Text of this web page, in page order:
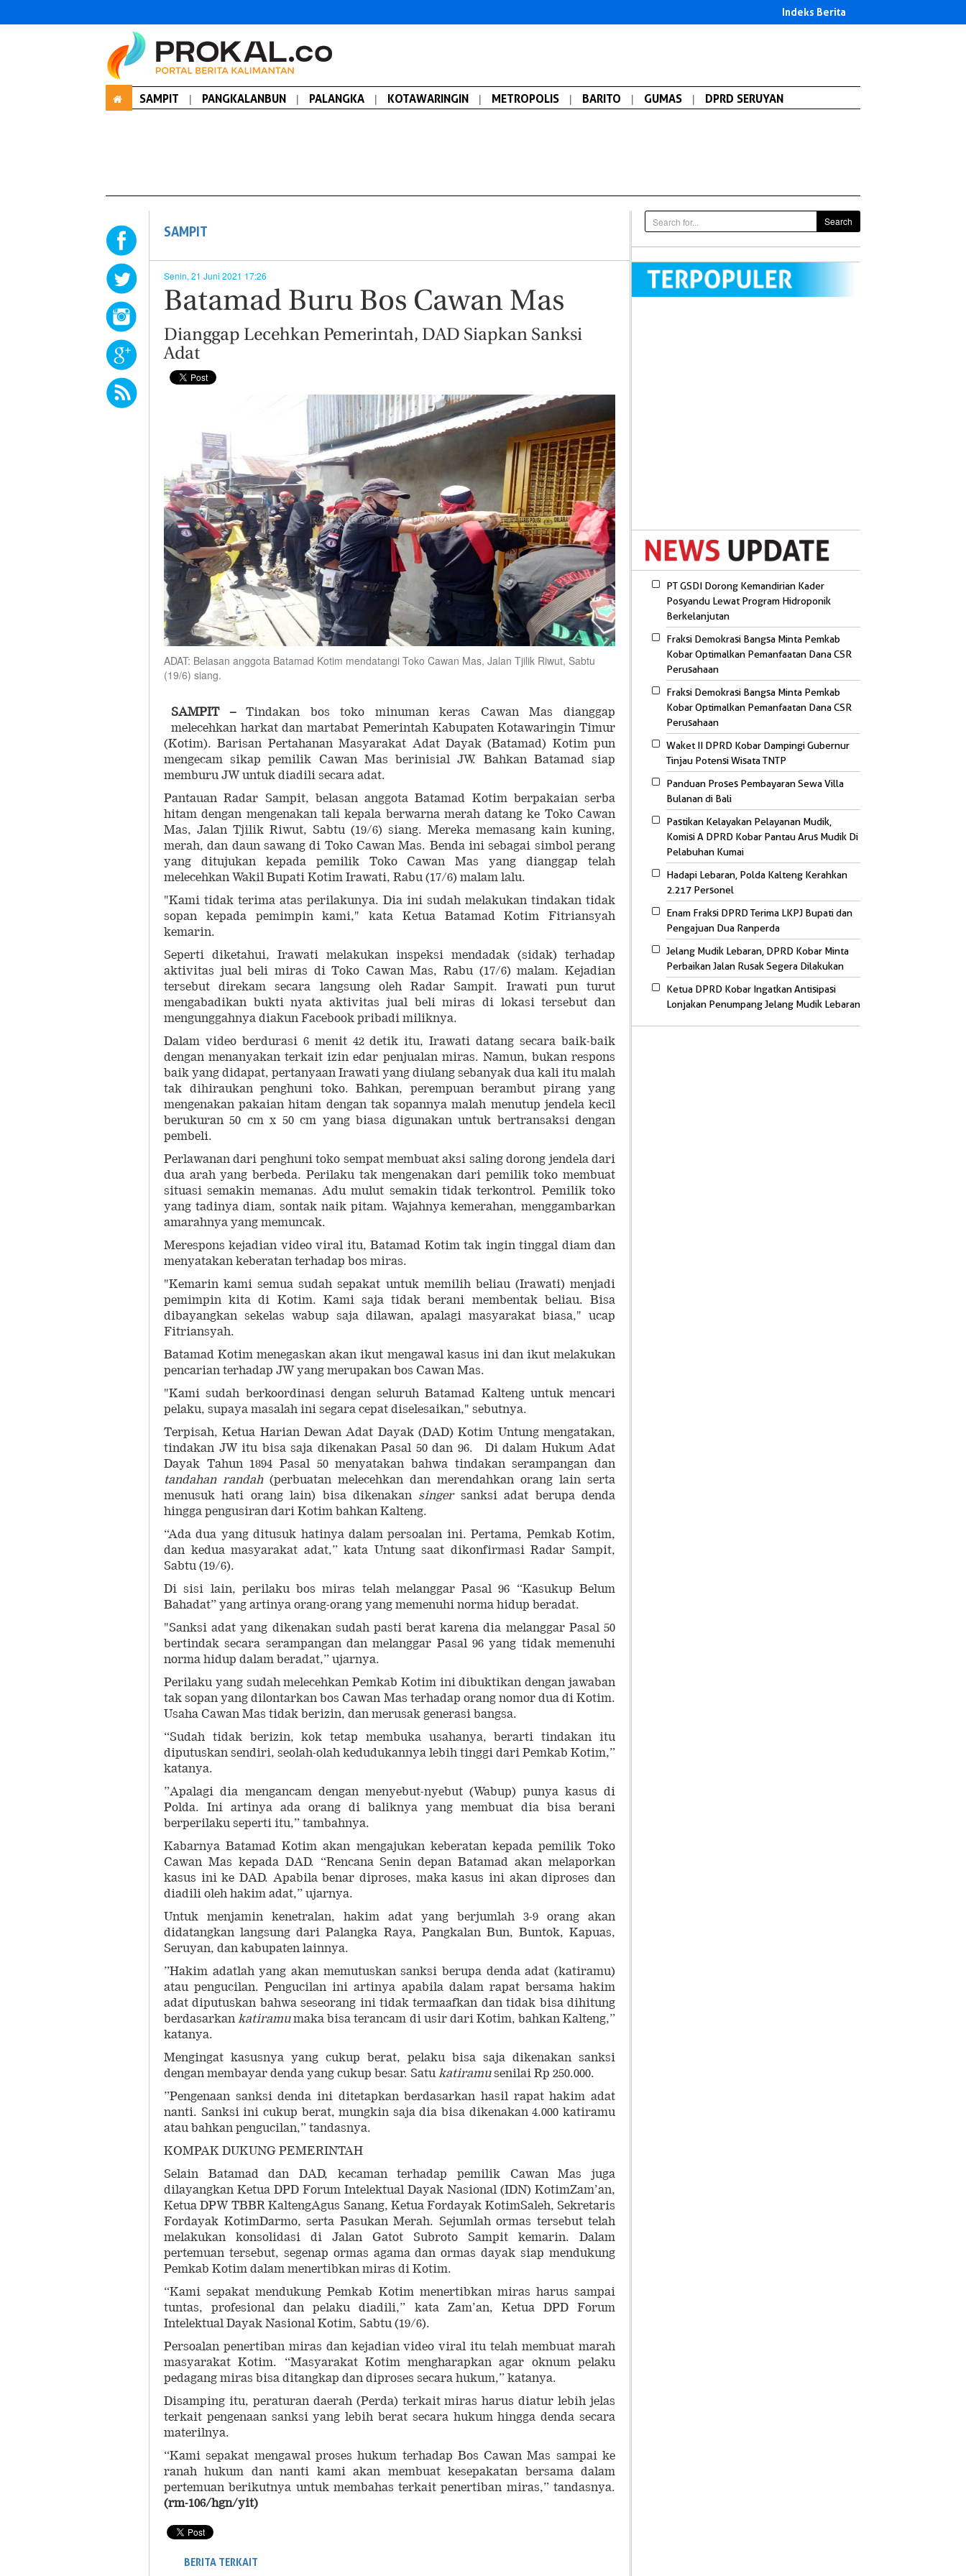
Indeks Berita
SAMPIT | PANGKALANBUN | PALANGKA | KOTAWARINGIN | METROPOLIS | BARITO | GUMAS | DPRD SERUYAN
SAMPIT
Senin, 21 Juni 2021 17:26
Batamad Buru Bos Cawan Mas
Dianggap Lecehkan Pemerintah, DAD Siapkan Sanksi
Adat
ADAT: Belasan anggota Batamad Kotim mendatangi Toko Cawan Mas, Jalan Tjilik Riwut, Sabtu
(19/6) siang.
SAMPIT –Tindakan bos toko minuman keras Cawan Mas dianggap
melecehkan harkat dan martabat Pemerintah Kabupaten Kotawaringin Timur
(Kotim). Barisan Pertahanan Masyarakat Adat Dayak (Batamad) Kotim pun
mengecam sikap pemilik Cawan Mas berinisial JW. Bahkan Batamad siap
memburu JW untuk diadili secara adat.
Pantauan Radar Sampit, belasan anggota Batamad Kotim berpakaian serba
hitam dengan mengenakan tali kepala berwarna merah datang ke Toko Cawan
Mas, Jalan Tjilik Riwut, Sabtu (19/6) siang. Mereka memasang kain kuning,
merah, dan daun sawang di Toko Cawan Mas. Benda ini sebagai simbol perang
yang ditujukan kepada pemilik Toko Cawan Mas yang dianggap telah
melecehkan Wakil Bupati Kotim Irawati, Rabu (17/6) malam lalu.
"Kami tidak terima atas perilakunya. Dia ini sudah melakukan tindakan tidak
sopan kepada pemimpin kami," kata Ketua Batamad Kotim Fitriansyah
kemarin.
Seperti diketahui, Irawati melakukan inspeksi mendadak (sidak) terhadap
aktivitas jual beli miras di Toko Cawan Mas, Rabu (17/6) malam. Kejadian
tersebut direkam secara langsung oleh Radar Sampit. Irawati pun turut
mengabadikan bukti nyata aktivitas jual beli miras di lokasi tersebut dan
mengunggahnya diakun Facebook pribadi miliknya.
Dalam video berdurasi 6 menit 42 detik itu, Irawati datang secara baik-baik
dengan menanyakan terkait izin edar penjualan miras. Namun, bukan respons
baik yang didapat, pertanyaan Irawati yang diulang sebanyak dua kali itu malah
tak dihiraukan penghuni toko. Bahkan, perempuan berambut pirang yang
mengenakan pakaian hitam dengan tak sopannya malah menutup jendela kecil
berukuran 50 cm x 50 cm yang biasa digunakan untuk bertransaksi dengan
pembeli.
Perlawanan dari penghuni toko sempat membuat aksi saling dorong jendela dari
dua arah yang berbeda. Perilaku tak mengenakan dari pemilik toko membuat
situasi semakin memanas. Adu mulut semakin tidak terkontrol. Pemilik toko
yang tadinya diam, sontak naik pitam. Wajahnya kemerahan, menggambarkan
amarahnya yang memuncak.
Merespons kejadian video viral itu, Batamad Kotim tak ingin tinggal diam dan
menyatakan keberatan terhadap bos miras.
"Kemarin kami semua sudah sepakat untuk memilih beliau (Irawati) menjadi
pemimpin kita di Kotim. Kami saja tidak berani membentak beliau. Bisa
dibayangkan sekelas wabup saja dilawan, apalagi masyarakat biasa," ucap
Fitriansyah.
Batamad Kotim menegaskan akan ikut mengawal kasus ini dan ikut melakukan
pencarian terhadap JW yang merupakan bos Cawan Mas.
"Kami sudah berkoordinasi dengan seluruh Batamad Kalteng untuk mencari
pelaku, supaya masalah ini segara cepat diselesaikan," sebutnya.
Terpisah, Ketua Harian Dewan Adat Dayak (DAD) Kotim Untung mengatakan,
tindakan JW itu bisa saja dikenakan Pasal 50 dan 96. Di dalam Hukum Adat
Dayak Tahun 1894 Pasal 50 menyatakan bahwa tindakan serampangan dan
tandahan randah(perbuatan melecehkan dan merendahkan orang lain serta
menusuk hati orang lain) bisa dikenakan singersanksi adat berupa denda
hingga pengusiran dari Kotim bahkan Kalteng.
“Ada dua yang ditusuk hatinya dalam persoalan ini. Pertama, Pemkab Kotim,
dan kedua masyarakat adat,” kata Untung saat dikonfirmasi Radar Sampit,
Sabtu (19/6).
Di sisi lain, perilaku bos miras telah melanggar Pasal 96 “Kasukup Belum
Bahadat” yang artinya orang-orang yang memenuhi norma hidup beradat.
"Sanksi adat yang dikenakan sudah pasti berat karena dia melanggar Pasal 50
bertindak secara serampangan dan melanggar Pasal 96 yang tidak memenuhi
norma hidup dalam beradat,” ujarnya.
Perilaku yang sudah melecehkan Pemkab Kotim ini dibuktikan dengan jawaban
tak sopan yang dilontarkan bos Cawan Mas terhadap orang nomor dua di Kotim.
Usaha Cawan Mas tidak berizin, dan merusak generasi bangsa.
“Sudah tidak berizin, kok tetap membuka usahanya, berarti tindakan itu
diputuskan sendiri, seolah-olah kedudukannya lebih tinggi dari Pemkab Kotim,”
katanya.
”Apalagi dia mengancam dengan menyebut-nyebut (Wabup) punya kasus di
Polda. Ini artinya ada orang di baliknya yang membuat dia bisa berani
berperilaku seperti itu,” tambahnya.
Kabarnya Batamad Kotim akan mengajukan keberatan kepada pemilik Toko
Cawan Mas kepada DAD. “Rencana Senin depan Batamad akan melaporkan
kasus ini ke DAD. Apabila benar diproses, maka kasus ini akan diproses dan
diadili oleh hakim adat,” ujarnya.
Untuk menjamin kenetralan, hakim adat yang berjumlah 3-9 orang akan
didatangkan langsung dari Palangka Raya, Pangkalan Bun, Buntok, Kapuas,
Seruyan, dan kabupaten lainnya.
”Hakim adatlah yang akan memutuskan sanksi berupa denda adat (katiramu)
atau pengucilan. Pengucilan ini artinya apabila dalam rapat bersama hakim
adat diputuskan bahwa seseorang ini tidak termaafkan dan tidak bisa dihitung
berdasarkankatiramumaka bisa terancam di usir dari Kotim, bahkan Kalteng,”
katanya.
Mengingat kasusnya yang cukup berat, pelaku bisa saja dikenakan sanksi
dengan membayar denda yang cukup besar. Satu katiramusenilai Rp 250.000.
”Pengenaan sanksi denda ini ditetapkan berdasarkan hasil rapat hakim adat
nanti. Sanksi ini cukup berat, mungkin saja dia bisa dikenakan 4.000 katiramu
atau bahkan pengucilan,” tandasnya.
KOMPAK DUKUNG PEMERINTAH
Selain Batamad dan DAD, kecaman terhadap pemilik Cawan Mas juga
dilayangkan Ketua DPD Forum Intelektual Dayak Nasional (IDN) KotimZam’an,
Ketua DPW TBBR KaltengAgus Sanang, Ketua Fordayak KotimSaleh, Sekretaris
Fordayak KotimDarmo, serta Pasukan Merah. Sejumlah ormas tersebut telah
melakukan konsolidasi di Jalan Gatot Subroto Sampit kemarin. Dalam
pertemuan tersebut, segenap ormas agama dan ormas dayak siap mendukung
Pemkab Kotim dalam menertibkan miras di Kotim.
“Kami sepakat mendukung Pemkab Kotim menertibkan miras harus sampai
tuntas, profesional dan pelaku diadili,” kata Zam’an, Ketua DPD Forum
Intelektual Dayak Nasional Kotim, Sabtu (19/6).
Persoalan penertiban miras dan kejadian video viral itu telah membuat marah
masyarakat Kotim. “Masyarakat Kotim mengharapkan agar oknum pelaku
pedagang miras bisa ditangkap dan diproses secara hukum,” katanya.
Disamping itu, peraturan daerah (Perda) terkait miras harus diatur lebih jelas
terkait pengenaan sanksi yang lebih berat secara hukum hingga denda secara
materilnya.
“Kami sepakat mengawal proses hukum terhadap Bos Cawan Mas sampai ke
ranah hukum dan nanti kami akan membuat kesepakatan bersama dalam
pertemuan berikutnya untuk membahas terkait penertiban miras,” tandasnya.
(rm-106/hgn/yit)
BERITA TERKAIT
Search
PT GSDI Dorong Kemandirian Kader
Posyandu Lewat Program Hidroponik
Berkelanjutan
Fraksi Demokrasi Bangsa Minta Pemkab
Kobar Optimalkan Pemanfaatan Dana CSR
Perusahaan
Fraksi Demokrasi Bangsa Minta Pemkab
Kobar Optimalkan Pemanfaatan Dana CSR
Perusahaan
Waket II DPRD Kobar Dampingi Gubernur
Tinjau Potensi Wisata TNTP
Panduan Proses Pembayaran Sewa Villa
Bulanan di Bali
Pastikan Kelayakan Pelayanan Mudik,
Komisi A DPRD Kobar Pantau Arus Mudik Di
Pelabuhan Kumai
Hadapi Lebaran, Polda Kalteng Kerahkan
2.217 Personel
Enam Fraksi DPRD Terima LKPJ Bupati dan
Pengajuan Dua Ranperda
Jelang Mudik Lebaran, DPRD Kobar Minta
Perbaikan Jalan Rusak Segera Dilakukan
Ketua DPRD Kobar Ingatkan Antisipasi
Lonjakan Penumpang Jelang Mudik Lebaran